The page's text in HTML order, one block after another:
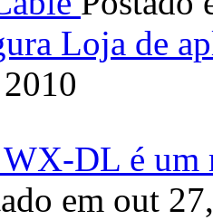
Loja de
DL é um
em out